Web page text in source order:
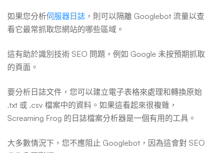
如果您分析伺服器日誌 ，則可以隔離 Googlebot 流量以查
看它最常抓取您網站的哪些區域。
這有助於識別技術 SEO 問題，例如 Google 未按預期抓取
的頁面。
要分析日誌文件，您可以建立電子表格來處理和轉換原始
.txt 或 .csv 檔案中的資料。如果這看起來很複雜，
Screaming Frog 的日誌檔案分析器是一個有用的工具。
大多數情況下，您不應阻止 Googlebot，因為這會對 SEO